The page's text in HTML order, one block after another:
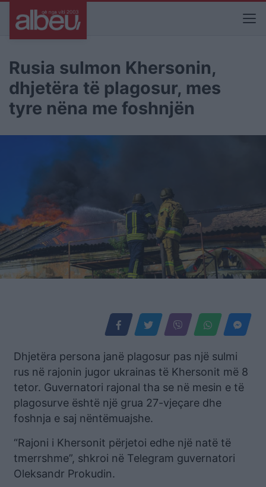
Rusia sulmon Khersonin,
dhjetëra të plagosur, mes
tyre nëna me foshnjën
Dhjetëra persona janë plagosur pas një sulmi
rus në rajonin jugor ukrainas të Khersonit më 8
tetor. Guvernatori rajonal tha se në mesin e të
plagosurve është një grua 27-vjeçare dhe
foshnja e saj nëntëmuajshe.
“Rajoni i Khersonit përjetoi edhe një natë të
tmerrshme”, shkroi në Telegram guvernatori
Oleksandr Prokudin.